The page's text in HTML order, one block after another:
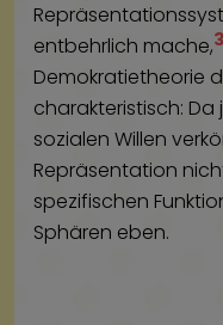
entbehrlich mache,
Demokratietheorie
charakteristisch: Da
sozialen Willen
Repräsentation
spezifischen
Sphären eben.